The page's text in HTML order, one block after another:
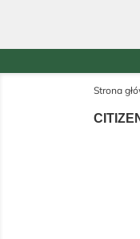
Strona